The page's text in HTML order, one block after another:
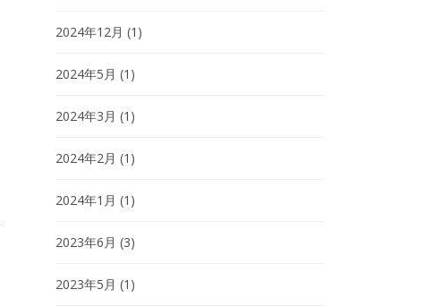
2024年12月 (1)
2024年5月 (1)
2024年3月 (1)
2024年2月 (1)
2024年1月 (1)
2023年6月 (3)
2023年5月 (1)